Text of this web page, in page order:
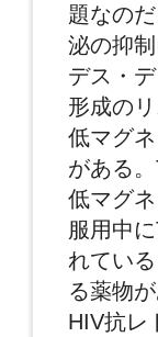
題なの
泌の抑
デス・
形成の
低マグ
がある
低マグ
服用中
れている
る薬物
HIV抗レ